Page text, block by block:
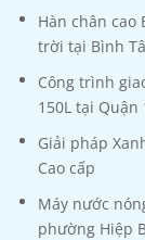
Hàn chân cao
trời tại Bình
Công trình
150L tại Quận
Giải pháp
Cao cấp
Máy nước
phường Hiệp